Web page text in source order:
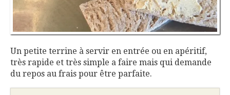
Un petite terrine à servir en entrée ou en apéritif,
très rapide et très simple a faire mais qui demande
du repos au frais pour être parfaite.